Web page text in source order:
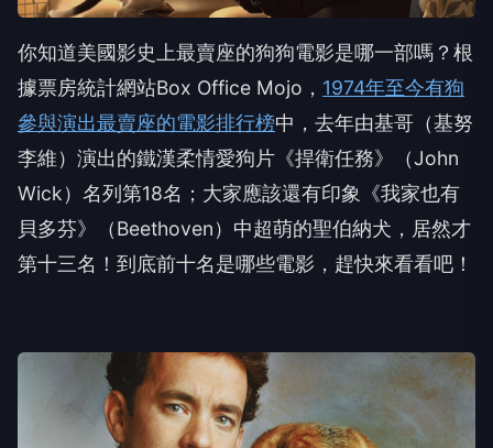
你知道美國影史上最賣座的狗狗電影是哪一部嗎？根
據票房統計網站Box Office Mojo， 1974年至今有狗
參與演出最賣座的電影排行榜中，去年由基哥（基努
李維）演出的鐵漢柔情愛狗片《捍衛任務》（John
Wick）名列第18名；大家應該還有印象《我家也有
貝多芬》（Beethoven）中超萌的聖伯納犬，居然才
第十三名！到底前十名是哪些電影，趕快來看看吧！